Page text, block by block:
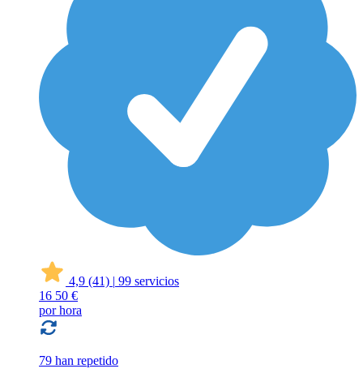
4,9 (41) | 99 servicios
16 50 €
por hora
79 han repetido